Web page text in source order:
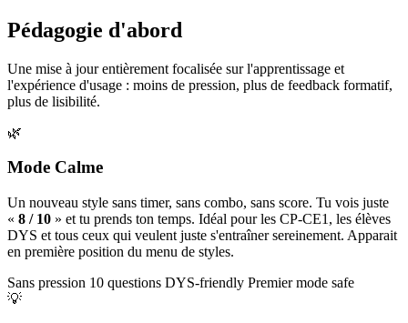
Pédagogie d'abord
Une mise à jour entièrement focalisée sur l'apprentissage et
l'expérience d'usage : moins de pression, plus de feedback formatif,
plus de lisibilité.
🌿
Mode Calme
Un nouveau style sans timer, sans combo, sans score. Tu vois juste
« 8 / 10 » et tu prends ton temps. Idéal pour les CP-CE1, les élèves
DYS et tous ceux qui veulent juste s'entraîner sereinement. Apparait
en première position du menu de styles.
Sans pression 10 questions DYS-friendly Premier mode safe
💡